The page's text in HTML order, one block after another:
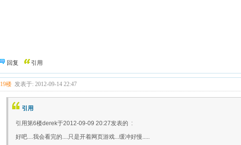
回复 引用
19楼 发表于: 2012-09-14 22:47
引用
引用第6楼derek于2012-09-09 20:27发表的 :
好吧....我会看完的....只是开着网页游戏...缓冲好慢.....